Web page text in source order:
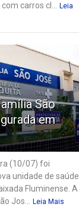
carros cl... Leia
São
em
(10/07) foi
unidade de saúde
Fluminense. A
Jos... Leia Mais